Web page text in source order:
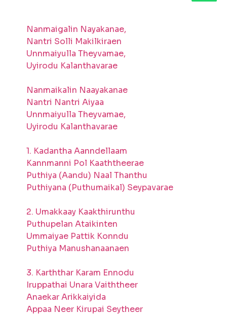
Nanmaigalin Nayakanae,
Nantri Solli Makilkiraen
Unnmaiyulla Theyvamae,
Uyirodu Kalanthavarae
Nanmaikalin Naayakanae
Nantri Nantri Aiyaa
Unnmaiyulla Theyvamae,
Uyirodu Kalanthavarae
1. Kadantha Aanndellaam
Kannmanni Pol Kaaththeerae
Puthiya (Aandu) Naal Thanthu
Puthiyana (Puthumaikal) Seypavarae
2. Umakkaay Kaakthirunthu
Puthupelan Ataikinten
Ummaiyae Pattik Konndu
Puthiya Manushanaanaen
3. Karththar Karam Ennodu
Iruppathai Unara Vaiththeer
Anaekar Arikkaiyida
Appaa Neer Kirupai Seytheer